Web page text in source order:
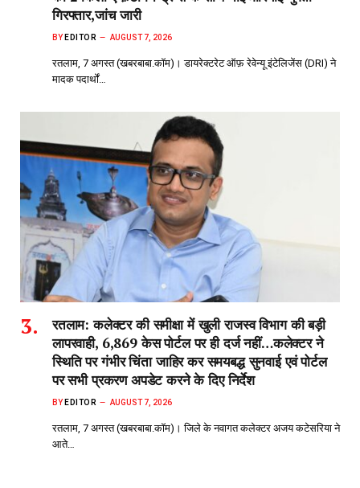
गिरफ्तार,जांच जारी
BY EDITOR AUGUST 7, 2026
रतलाम, 7 अगस्त (खबरबाबा.कॉम)। डायरेक्टरेट ऑफ़ रेवेन्यू इंटेलिजेंस (DRI) ने
मादक पदार्थों…
रतलाम: कलेक्टर की समीक्षा में खुली राजस्व विभाग की बड़ी
लापरवाही, 6,869 केस पोर्टल पर ही दर्ज नहीं…कलेक्टर ने
स्थिति पर गंभीर चिंता जाहिर कर समयबद्ध सुनवाई एवं पोर्टल
पर सभी प्रकरण अपडेट करने के दिए निर्देश
BY EDITOR AUGUST 7, 2026
रतलाम, 7 अगस्त (खबरबाबा.कॉम)। जिले के नवागत कलेक्टर अजय कटेसरिया ने
आते…